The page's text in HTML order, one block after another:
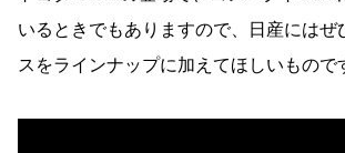
いるときでもありますので、日産にはぜ
スをラインナップに加えてほしいもので